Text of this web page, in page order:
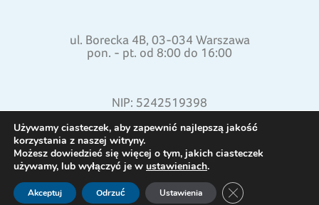
ul. Borecka 4B, 03-034 Warszawa
pon. - pt. od 8:00 do 16:00
NIP: 5242519398
REGON: 015871772
Używamy ciasteczek, aby zapewnić najlepszą jakość
korzystania z naszej witryny.
Możesz dowiedzieć się więcej o tym, jakich ciasteczek
używamy, lub wyłączyć je w ustawieniach.
Akceptuj Odrzuć Ustawienia Zamknij panel